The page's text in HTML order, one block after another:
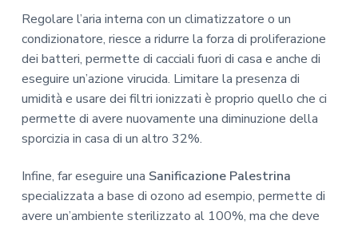
Regolare l’aria interna con un climatizzatore o un
condizionatore, riesce a ridurre la forza di proliferazione
dei batteri, permette di cacciali fuori di casa e anche di
eseguire un’azione virucida. Limitare la presenza di
umidità e usare dei filtri ionizzati è proprio quello che ci
permette di avere nuovamente una diminuzione della
sporcizia in casa di un altro 32%.
Infine, far eseguire una Sanificazione Palestrina
specializzata a base di ozono ad esempio, permette di
avere un’ambiente sterilizzato al 100%, ma che deve